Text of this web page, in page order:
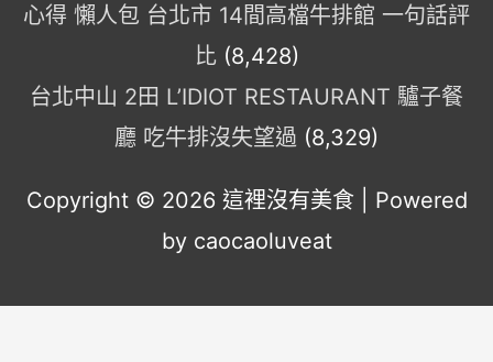
心得 懶人包 台北市 14間高檔牛排館 一句話評
比 (8,428)
台北中山 2田 L’IDIOT RESTAURANT 驢子餐
廳 吃牛排沒失望過 (8,329)
Copyright © 2026 這裡沒有美食 | Powered
by caocaoluveat